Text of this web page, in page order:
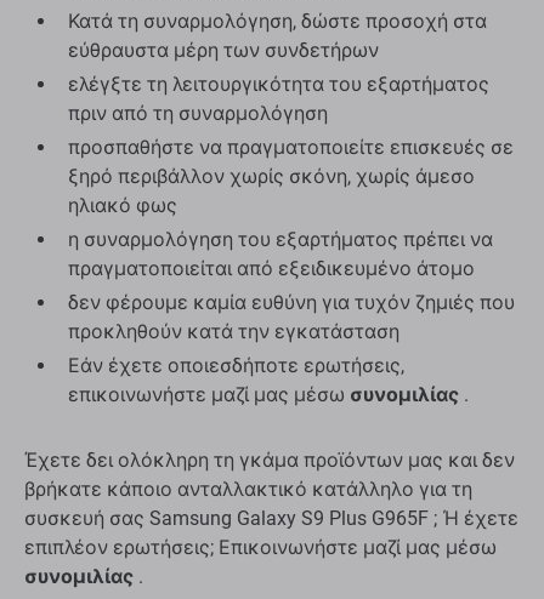
Κατά τη συναρμολόγηση, δώστε προσοχή στα
εύθραυστα μέρη των συνδετήρων
ελέγξτε τη λειτουργικότητα του εξαρτήματος
πριν από τη συναρμολόγηση
προσπαθήστε να πραγματοποιείτε επισκευές σε
ξηρό περιβάλλον χωρίς σκόνη, χωρίς άμεσο
ηλιακό φως
η συναρμολόγηση του εξαρτήματος πρέπει να
πραγματοποιείται από εξειδικευμένο άτομο
δεν φέρουμε καμία ευθύνη για τυχόν ζημιές που
προκληθούν κατά την εγκατάσταση
Εάν έχετε οποιεσδήποτε ερωτήσεις,
επικοινωνήστε μαζί μας μέσω συνομιλίας .
Έχετε δει ολόκληρη τη γκάμα προϊόντων μας και δεν
βρήκατε κάποιο ανταλλακτικό κατάλληλο για τη
συσκευή σας Samsung Galaxy S9 Plus G965F ; Ή έχετε
επιπλέον ερωτήσεις; Επικοινωνήστε μαζί μας μέσω
συνομιλίας .